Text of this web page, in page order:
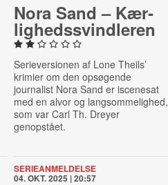
Nora Sand – Kær­
lig­heds­svind­le­ren
Serieversionen af Lone Theils’
krimier om den opsøgende
journalist Nora Sand er iscenesat
med en alvor og langsommelighed,
som var Carl Th. Dreyer
genopstået.
SERIEANMELDELSE
04. OKT. 2025 | 20:57